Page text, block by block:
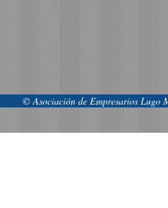
© Asociación de Empresarios Lugo